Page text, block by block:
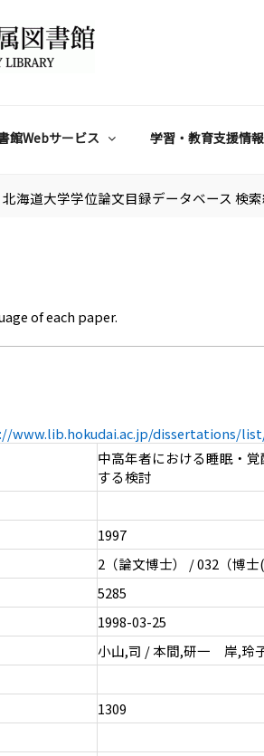
館Webサービス 学習・教育支援情報
北海道大学学位論文目録データベース 検
of each paper.
www.lib.hokudai.ac.jp/dissertations/list/
中高年者における睡眠・
する検討
1997
2（論文博士） / 032（博士(
5285
1998-03-25
小山,司 / 本間,研一 岸,玲
1309